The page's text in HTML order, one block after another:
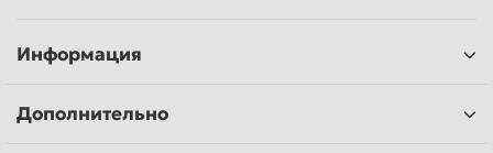
Информация
Дополнительно